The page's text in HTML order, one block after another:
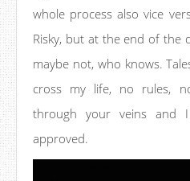
whole process also vice
Risky, but at the end of the
maybe not, who knows.
cross my life, no rules,
through your veins and
approved.